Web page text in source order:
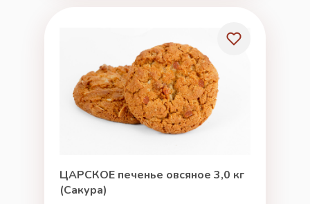
ЦАРСКОЕ печенье овсяное 3,0 кг
(Сакура)